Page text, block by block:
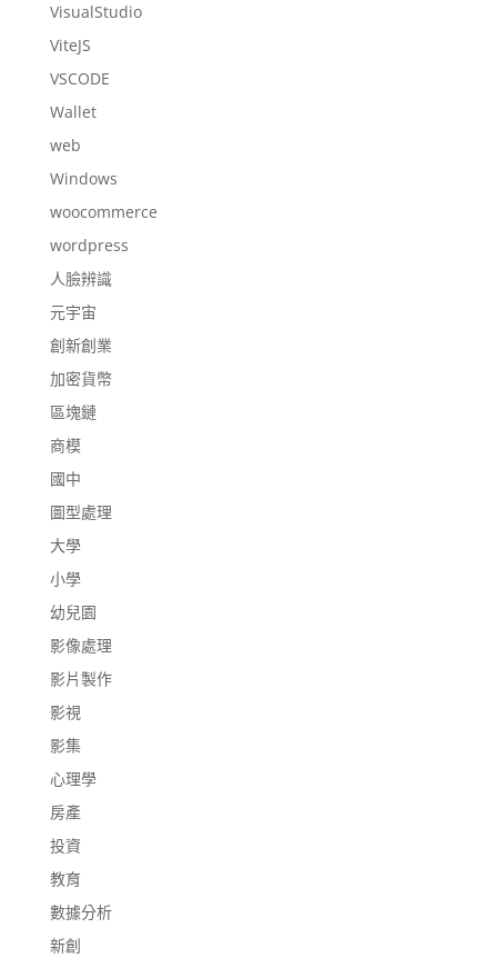
VisualStudio
ViteJS
VSCODE
Wallet
web
Windows
woocommerce
wordpress
人臉辨識
元宇宙
創新創業
加密貨幣
區塊鏈
商模
國中
圖型處理
大學
小學
幼兒園
影像處理
影片製作
影視
影集
心理學
房產
投資
教育
數據分析
新創